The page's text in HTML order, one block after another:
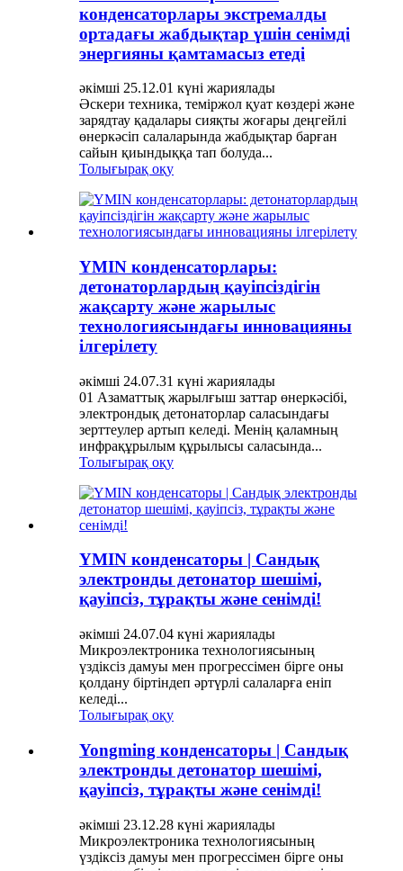
конденсаторлары экстремалды
ортадағы жабдықтар үшін сенімді
энергияны қамтамасыз етеді
әкімші 25.12.01 күні жариялады
Әскери техника, теміржол қуат көздері және
зарядтау қадалары сияқты жоғары деңгейлі
өнеркәсіп салаларында жабдықтар барған
сайын қиындыққа тап болуда...
Толығырақ оқу
YMIN конденсаторлары:
детонаторлардың қауіпсіздігін
жақсарту және жарылыс
технологиясындағы инновацияны
ілгерілету
әкімші 24.07.31 күні жариялады
01 Азаматтық жарылғыш заттар өнеркәсібі,
электрондық детонаторлар саласындағы
зерттеулер артып келеді. Менің қаламның
инфрақұрылым құрылысы саласында...
Толығырақ оқу
YMIN конденсаторы | Сандық
электронды детонатор шешімі,
қауіпсіз, тұрақты және сенімді!
әкімші 24.07.04 күні жариялады
Микроэлектроника технологиясының
үздіксіз дамуы мен прогрессімен бірге оны
қолдану біртіндеп әртүрлі салаларға еніп
келеді...
Толығырақ оқу
Yongming конденсаторы | Сандық
электронды детонатор шешімі,
қауіпсіз, тұрақты және сенімді!
әкімші 23.12.28 күні жариялады
Микроэлектроника технологиясының
үздіксіз дамуы мен прогрессімен бірге оны